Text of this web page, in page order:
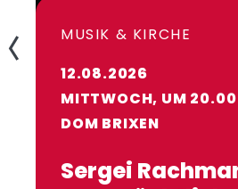
MUSIK & KIRCHE
12.08.2026
MITTWOCH, UM 20.00
DOM BRIXEN
Sergei